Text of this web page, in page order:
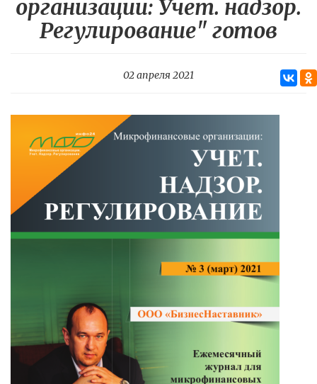
организации: Учет. надзор.
Регулирование" готов
02 апреля 2021